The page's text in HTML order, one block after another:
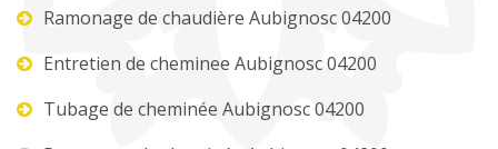
Ramonage de chaudière Aubignosc 04200
Entretien de cheminee Aubignosc 04200
Tubage de cheminée Aubignosc 04200